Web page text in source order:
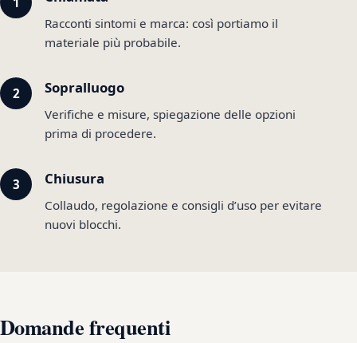
Racconti sintomi e marca: così portiamo il
materiale più probabile.
Sopralluogo
Verifiche e misure, spiegazione delle opzioni
prima di procedere.
Chiusura
Collaudo, regolazione e consigli d’uso per evitare
nuovi blocchi.
Domande frequenti